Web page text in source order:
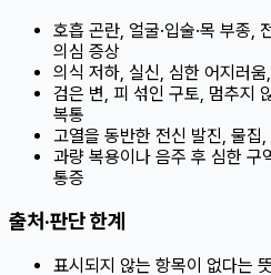
호흡 곤란, 얼굴·입술·목 부종,
의심 증상
의식 저하, 실신, 심한 어지러
검은 변, 피 섞인 구토, 멈추지
복통
고열을 동반한 전신 발진, 물집,
과량 복용이나 음주 후 심한 구
통증
출처·판단 한계
표시되지 않는 항목이 없다는